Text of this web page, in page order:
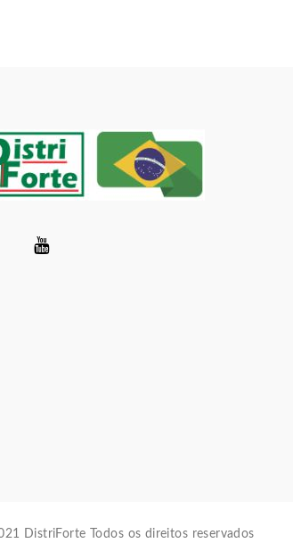
DistriForte Todos os direitos reservados